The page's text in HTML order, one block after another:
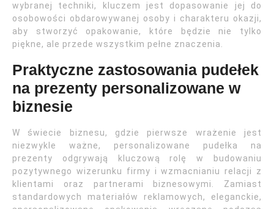
wybranej techniki, kluczem jest dopasowanie jej do
osobowości obdarowywanej osoby i charakteru okazji,
aby stworzyć opakowanie, które będzie nie tylko
piękne, ale przede wszystkim pełne znaczenia.
Praktyczne zastosowania pudełek
na prezenty personalizowane w
biznesie
W świecie biznesu, gdzie pierwsze wrażenie jest
niezwykle ważne, personalizowane pudełka na
prezenty odgrywają kluczową rolę w budowaniu
pozytywnego wizerunku firmy i wzmacnianiu relacji z
klientami oraz partnerami biznesowymi. Zamiast
standardowych materiałów reklamowych, eleganckie,